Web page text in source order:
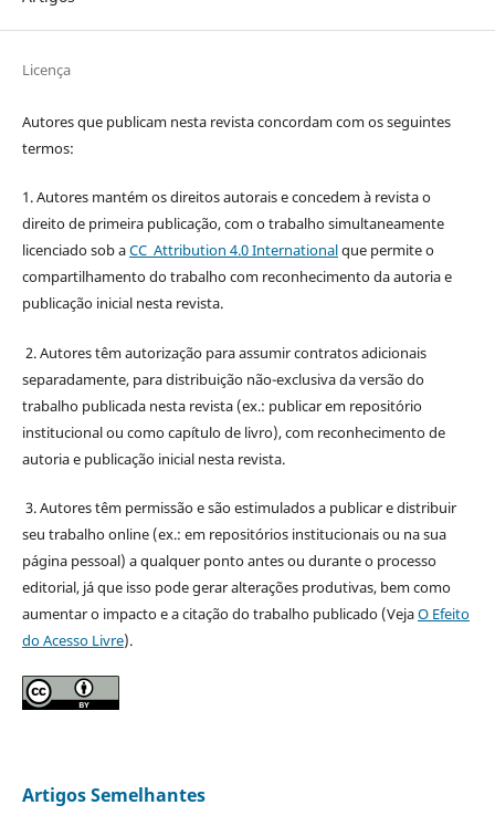
Licença
Autores que publicam nesta revista concordam com os seguintes
termos:
1. Autores mantém os direitos autorais e concedem à revista o
direito de primeira publicação, com o trabalho simultaneamente
licenciado sob aCC Attribution 4.0 Internationalque permite o
compartilhamento do trabalho com reconhecimento da autoria e
publicação inicial nesta revista.
2. Autores têm autorização para assumir contratos adicionais
separadamente, para distribuição não-exclusiva da versão do
trabalho publicada nesta revista (ex.: publicar em repositório
institucional ou como capítulo de livro), com reconhecimento de
autoria e publicação inicial nesta revista.
3. Autores têm permissão e são estimulados a publicar e distribuir
seu trabalho online (ex.: em repositórios institucionais ou na sua
página pessoal) a qualquer ponto antes ou durante o processo
editorial, já que isso pode gerar alterações produtivas, bem como
aumentar o impacto e a citação do trabalho publicado (VejaO Efeito
do Acesso Livre).
Artigos Semelhantes